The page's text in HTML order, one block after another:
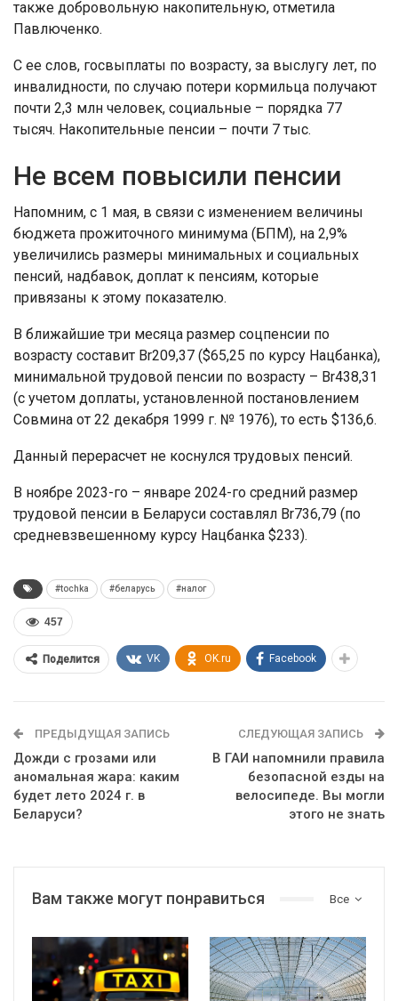
также добровольную накопительную, отметила
Павлюченко.
С ее слов, госвыплаты по возрасту, за выслугу лет, по
инвалидности, по случаю потери кормильца получают
почти 2,3 млн человек, социальные – порядка 77
тысяч. Накопительные пенсии – почти 7 тыс.
Не всем повысили пенсии
Напомним, с 1 мая, в связи с изменением величины
бюджета прожиточного минимума (БПМ), на 2,9%
увеличились размеры минимальных и социальных
пенсий, надбавок, доплат к пенсиям, которые
привязаны к этому показателю.
В ближайшие три месяца размер соцпенсии по
возрасту составит Br209,37 ($65,25 по курсу Нацбанка),
минимальной трудовой пенсии по возрасту – Br438,31
(с учетом доплаты, установленной постановлением
Совмина от 22 декабря 1999 г. № 1976), то есть $136,6.
Данный перерасчет не коснулся трудовых пенсий.
В ноябре 2023-го – январе 2024-го средний размер
трудовой пенсии в Беларуси составлял Br736,79 (по
средневзвешенному курсу Нацбанка $233).
#tochka #беларусь #налог
457
Поделится VK OK.ru Facebook
ПРЕДЫДУЩАЯ ЗАПИСЬ
Дожди с грозами или
аномальная жара: каким
будет лето 2024 г. в
Беларуси?
СЛЕДУЮЩАЯ ЗАПИСЬ
В ГАИ напомнили правила
безопасной езды на
велосипеде. Вы могли
этого не знать
Все
Вам также могут понравиться